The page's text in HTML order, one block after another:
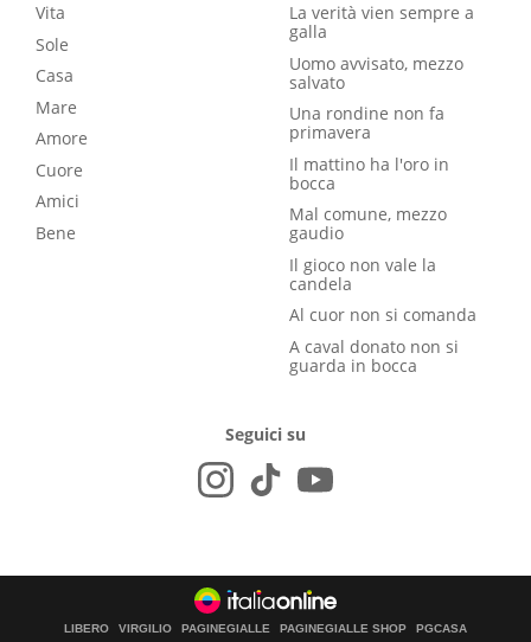
Vita
Sole
Casa
Mare
Amore
Cuore
Amici
Bene
La verità vien sempre a
galla
Uomo avvisato, mezzo
salvato
Una rondine non fa
primavera
Il mattino ha l'oro in
bocca
Mal comune, mezzo
gaudio
Il gioco non vale la
candela
Al cuor non si comanda
A caval donato non si
guarda in bocca
Seguici su
LIBERO VIRGILIO PAGINEGIALLE PAGINEGIALLE SHOP PGCASA